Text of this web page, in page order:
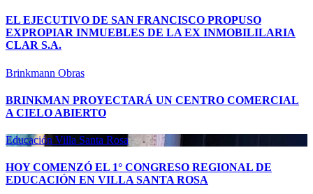
EL EJECUTIVO DE SAN FRANCISCO PROPUSO
EXPROPIAR INMUEBLES DE LA EX INMOBILILARIA
CLAR S.A.
Brinkmann Obras
BRINKMAN PROYECTARÁ UN CENTRO COMERCIAL
A CIELO ABIERTO
Educación Villa Santa Rosa
HOY COMENZÓ EL 1° CONGRESO REGIONAL DE
EDUCACIÓN EN VILLA SANTA ROSA